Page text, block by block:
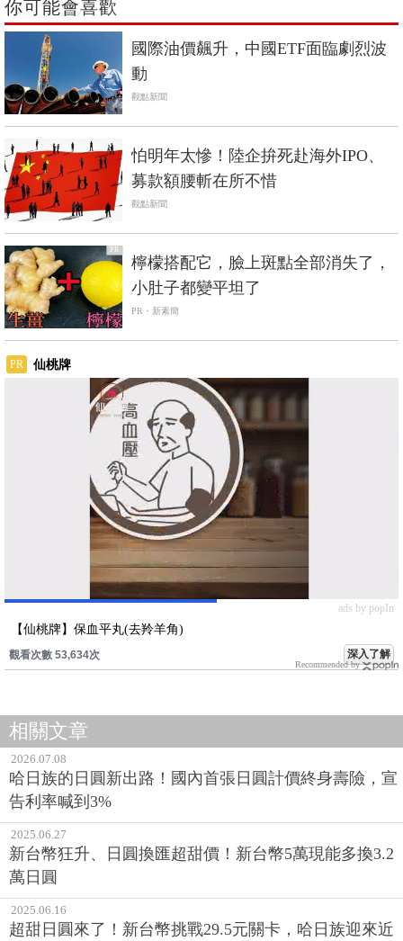
你可能會喜歡
國際油價飆升，中國ETF面臨劇烈波
動
觀點新聞
怕明年太慘！陸企拚死赴海外IPO、
募款額腰斬在所不惜
觀點新聞
PR
檸檬搭配它，臉上斑點全部消失了，
小肚子都變平坦了
PR・新素簡
PR 仙桃牌
ads by popIn
【仙桃牌】保血平丸(去羚羊角)
觀看次數 53,634次 深入了解
Recommended by
相關文章
2026.07.08
哈日族的日圓新出路！國內首張日圓計價終身壽險，宣
告利率喊到3%
2025.06.27
新台幣狂升、日圓換匯超甜價！新台幣5萬現能多換3.2
萬日圓
2025.06.16
超甜日圓來了！新台幣挑戰29.5元關卡，哈日族迎來近